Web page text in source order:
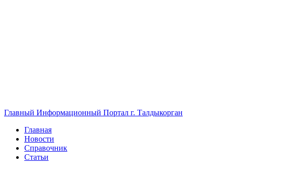
Главный Информационный Портал г. Талдыкорган
Главная
Новости
Справочник
Статьи